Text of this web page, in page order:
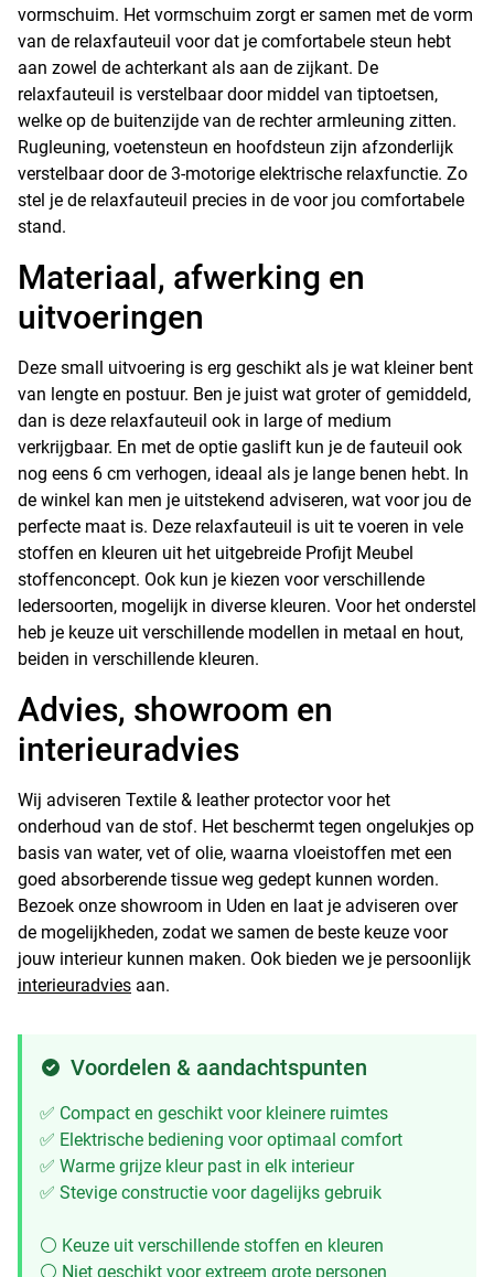
vormschuim. Het vormschuim zorgt er samen met de vorm
van de relaxfauteuil voor dat je comfortabele steun hebt
aan zowel de achterkant als aan de zijkant. De
relaxfauteuil is verstelbaar door middel van tiptoetsen,
welke op de buitenzijde van de rechter armleuning zitten.
Rugleuning, voetensteun en hoofdsteun zijn afzonderlijk
verstelbaar door de 3-motorige elektrische relaxfunctie. Zo
stel je de relaxfauteuil precies in de voor jou comfortabele
stand.
Materiaal, afwerking en
uitvoeringen
Deze small uitvoering is erg geschikt als je wat kleiner bent
van lengte en postuur. Ben je juist wat groter of gemiddeld,
dan is deze relaxfauteuil ook in large of medium
verkrijgbaar. En met de optie gaslift kun je de fauteuil ook
nog eens 6 cm verhogen, ideaal als je lange benen hebt. In
de winkel kan men je uitstekend adviseren, wat voor jou de
perfecte maat is. Deze relaxfauteuil is uit te voeren in vele
stoffen en kleuren uit het uitgebreide Profijt Meubel
stoffenconcept. Ook kun je kiezen voor verschillende
ledersoorten, mogelijk in diverse kleuren. Voor het onderstel
heb je keuze uit verschillende modellen in metaal en hout,
beiden in verschillende kleuren.
Advies, showroom en
interieuradvies
Wij adviseren Textile & leather protector voor het
onderhoud van de stof. Het beschermt tegen ongelukjes op
basis van water, vet of olie, waarna vloeistoffen met een
goed absorberende tissue weg gedept kunnen worden.
Bezoek onze showroom in Uden en laat je adviseren over
de mogelijkheden, zodat we samen de beste keuze voor
jouw interieur kunnen maken. Ook bieden we je persoonlijk
interieuradvies aan.
Voordelen & aandachtspunten
✅ Compact en geschikt voor kleinere ruimtes
✅ Elektrische bediening voor optimaal comfort
✅ Warme grijze kleur past in elk interieur
✅ Stevige constructie voor dagelijks gebruik
⚪ Keuze uit verschillende stoffen en kleuren
⚪ Niet geschikt voor extreem grote personen